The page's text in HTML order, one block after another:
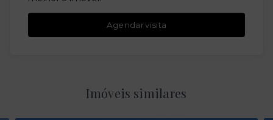
Agendar visita
Imóveis similares